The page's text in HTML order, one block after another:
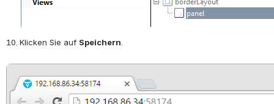
Klicken Sie auf Speichern